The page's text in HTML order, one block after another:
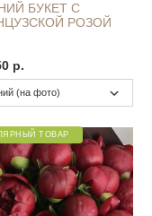
БУКЕТ С
РОЗОЙ
р.
ТОВАР